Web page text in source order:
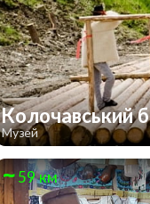
Колочавський
Музей
59 км